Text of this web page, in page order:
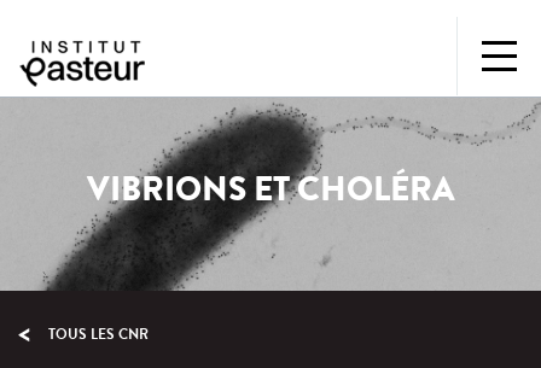
VIBRIONS ET CHOLÉRA
TOUS LES CNR